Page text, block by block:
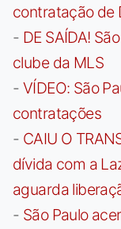
contratação de
- DE SAÍDA!
clube da MLS
- VÍDEO: São
contratações
- CAIU O
dívida com a
aguarda
- São Paulo